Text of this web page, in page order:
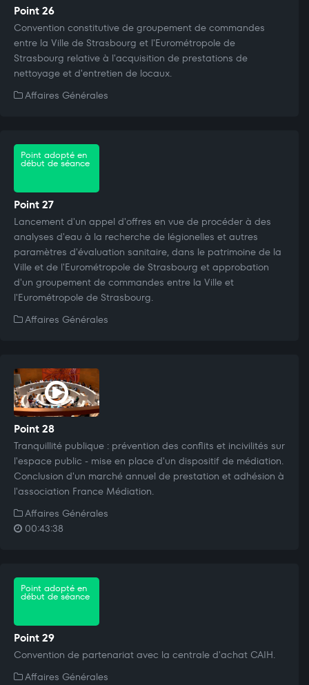
Point 26
Convention constitutive de groupement de commandes
entre la Ville de Strasbourg et l'Eurométropole de
Strasbourg relative à l'acquisition de prestations de
nettoyage et d'entretien de locaux.
Affaires Générales
Point adopté en
début de séance
Point 27
Lancement d'un appel d'offres en vue de procéder à des
analyses d'eau à la recherche de légionelles et autres
paramètres d'évaluation sanitaire, dans le patrimoine de la
Ville et de l'Eurométropole de Strasbourg et approbation
d'un groupement de commandes entre la Ville et
l'Eurométropole de Strasbourg.
Affaires Générales
Point 28
Tranquillité publique : prévention des conflits et incivilités sur
l'espace public - mise en place d'un dispositif de médiation.
Conclusion d'un marché annuel de prestation et adhésion à
l'association France Médiation.
Affaires Générales
00:43:38
Point adopté en
début de séance
Point 29
Convention de partenariat avec la centrale d'achat CAIH.
Affaires Générales